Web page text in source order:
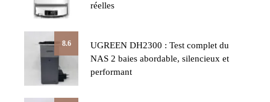
réelles
8.6
UGREEN DH2300 : Test complet du
NAS 2 baies abordable, silencieux et
performant